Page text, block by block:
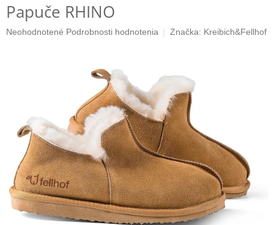
Papuče RHINO
Priemerné
Neohodnotené Podrobnosti hodnotenia Značka: Kreibich&Fellhof